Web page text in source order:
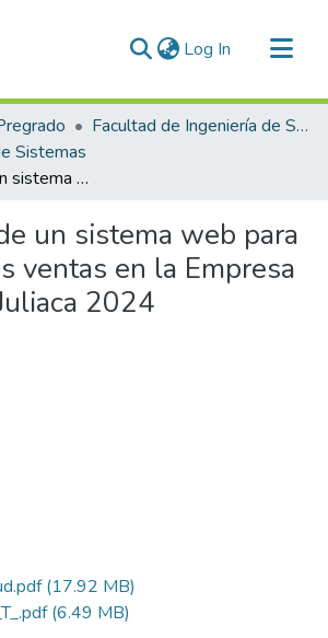
Log In (current)
Facultad de Ingeniería de Sistemas
Sistemas
Desarrollo de un sistema web para optimizar las ventas en la Empresa Nutrisalud Juliaca 2024
un sistema web para
ventas en la Empresa
2024
(17.92 MB)
(6.49 MB)